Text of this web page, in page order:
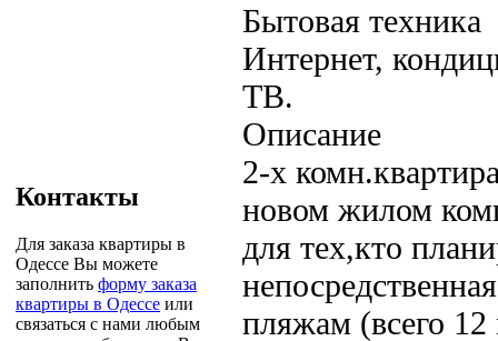
Контакты
Для заказа квартиры в
Одессе Вы можете
заполнить форму заказа
квартиры в Одессе или
связаться с нами любым
Бытовая техника
Интернет,
ТВ.
Описание
2-х
новом жилом
для тех,кто
пляжам (всего